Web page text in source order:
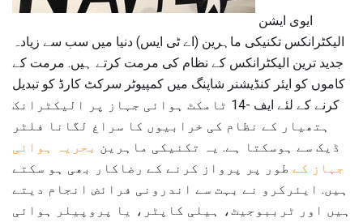
الیکٹرانکس تکنیکی ماہرین (اے ٹی ایس) دنیا میں سب سے زیادہ
جدید ترین الیکٹرانکس کے نظام کی مرمت کرتے ہیں. مرمت کے
کاموں کو ایئر کنڈیشنر شاپنگ میں کمپیوٹر سرکٹ کارڈ کو تبدیل
کرنے کے لئے ایف -14 ٹامکٹ ہوائی جہاز پر الیکٹرانک
ہتھیار کے نظام کی خرابیوں کا سراغ لگانا فلٹر
ڈیک سے ہوسکتا ہے. یہ تکنیکی ماہرین بحریہ ہوائی
جہاز کے طور پر پرواز کرنے کے رضاکار بھی ہو سکتے
ہیں. ایئرکرو نے بہت سے اندرونی فرائض انجام دیتے
ہیں اور ٹرببوجیٹ، ہیلی کاپٹر، یا پروپیلر ہوائی